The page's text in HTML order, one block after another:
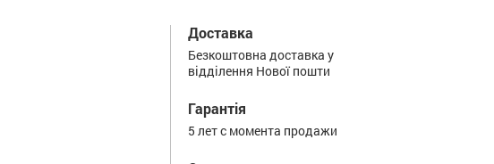
Доставка
Безкоштовна доставка у
відділення Нової пошти
Гарантія
5 лет с момента продажи